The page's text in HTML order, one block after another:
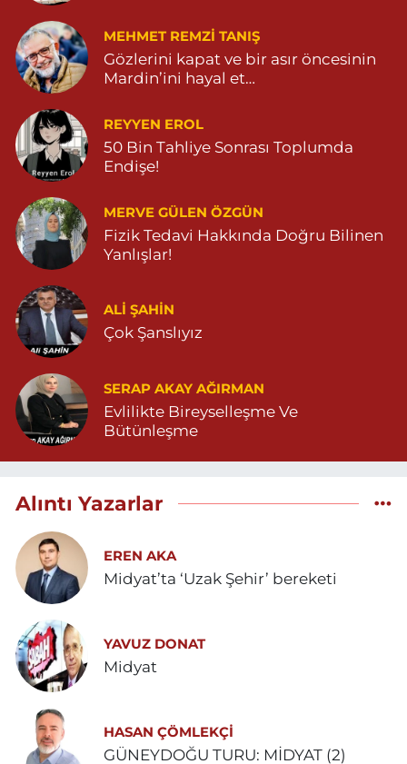
MEHMET REMZI TANIŞ
Gözlerini kapat ve bir asır öncesinin
Mardin’ini hayal et…
REYYEN EROL
50 Bin Tahliye Sonrası Toplumda
Endişe!
MERVE GÜLEN ÖZGÜN
Fizik Tedavi Hakkında Doğru Bilinen
Yanlışlar!
ALI ŞAHİN
Çok Şanslıyız
SERAP AKAY AĞIRMAN
Evlilikte Bireyselleşme Ve
Bütünleşme
Alıntı Yazarlar
EREN AKA
Midyat’ta ‘Uzak Şehir’ bereketi
YAVUZ DONAT
Midyat
HASAN ÇÖMLEKÇİ
GÜNEYDOĞU TURU: MİDYAT (2)